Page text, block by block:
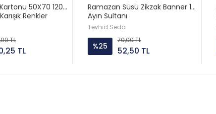
50X70 120
Renkler
TL
TL
Ramazan Süsü Zikzak Banner 11
Ayın Sultanı
Tevhid Seda
%25
70,00 TL
52,50 TL